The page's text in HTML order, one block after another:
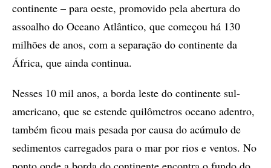
continente – para oeste, promovido pela abertura do
assoalho do Oceano Atlântico, que começou há 130
milhões de anos, com a separação do continente da
África, que ainda continua.
Nesses 10 mil anos, a borda leste do continente sul-
americano, que se estende quilômetros oceano adentro,
também ficou mais pesada por causa do acúmulo de
sedimentos carregados para o mar por rios e ventos. No